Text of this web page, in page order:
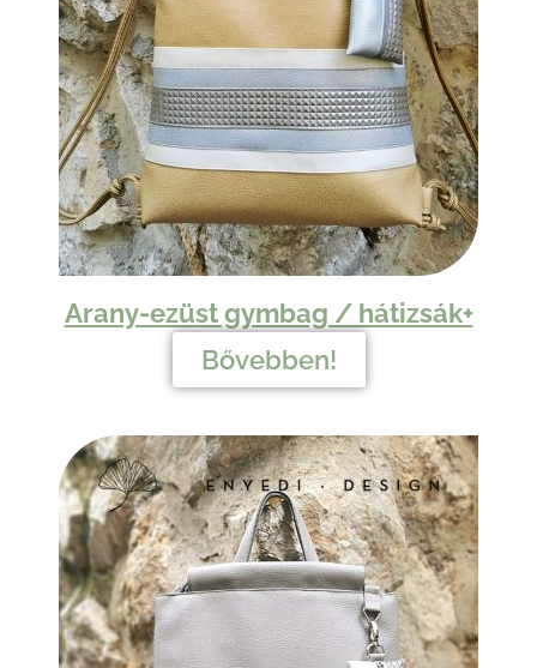
Arany-ezüst gymbag / hátizsák+
Bővebben!